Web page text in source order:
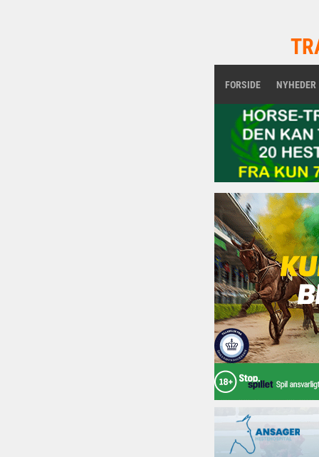
FORSIDE NYHEDER